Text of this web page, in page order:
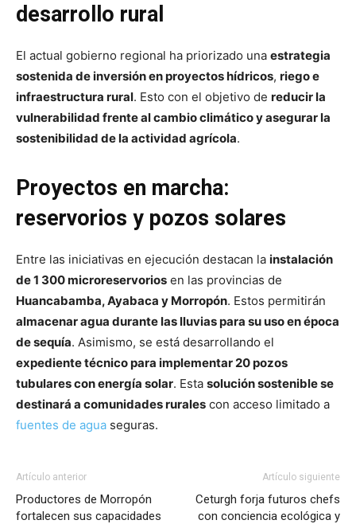
desarrollo rural
El actual gobierno regional ha priorizado una estrategia
sostenida de inversión en proyectos hídricos, riego e
infraestructura rural. Esto con el objetivo de reducir la
vulnerabilidad frente al cambio climático y asegurar la
sostenibilidad de la actividad agrícola.
Proyectos en marcha:
reservorios y pozos solares
Entre las iniciativas en ejecución destacan la instalación
de 1 300 microreservorios en las provincias de
Huancabamba, Ayabaca y Morropón. Estos permitirán
almacenar agua durante las lluvias para su uso en época
de sequía. Asimismo, se está desarrollando el
expediente técnico para implementar 20 pozos
tubulares con energía solar. Esta solución sostenible se
destinará a comunidades rurales con acceso limitado a
fuentes de agua seguras.
Artículo anterior
Productores de Morropón
fortalecen sus capacidades
Artículo siguiente
Ceturgh forja futuros chefs
con conciencia ecológica y